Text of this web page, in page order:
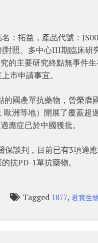
：拓益，產品代號：
照、多中心III期臨床
的主要研究終點無事件
市申請事宜。
國產單抗藥物，曾榮膺
洲等地）開展了覆蓋超
應症已於中國獲批。
談判，目前已有3項適
抗PD-1單抗藥物。
Tagged 1877,君實生